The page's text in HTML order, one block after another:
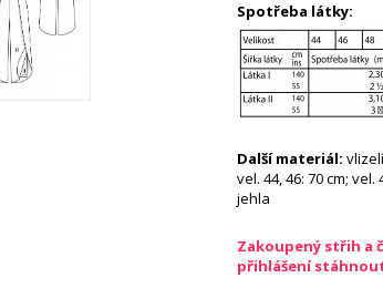
Spotřeba látky:
Další materiál:
vel. 44, 46: 70 cm; vel.
jehla
Zakoupený střih a
přihlášení